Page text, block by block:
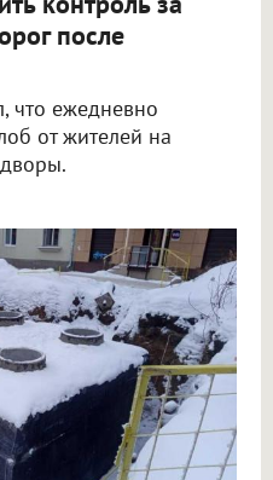
после
что ежедневно
от жителей на